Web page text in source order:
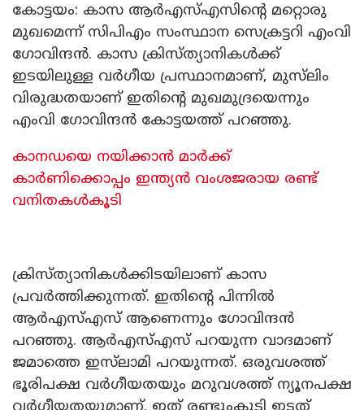
കോട്ടയം: കാസ ആർഎസ്എസിന്റെ മറ്റൊരു
മുഖമെന്ന് സിപിഎം സംസ്ഥാന സെക്രട്ടറി എംവി
ഗോവിന്ദൻ. കാസ ക്രിസ്ത്യാനികൾക്ക്
ഇടയിലുള്ള വർഗീയ പ്രസ്ഥാനമാണ്, മുസ്‌ലിം
വിരുദ്ധതയാണ് ഇതിന്റെ മുഖമുദ്രയെന്നും
എംവി ഗോവിന്ദൻ കോട്ടയത്ത് പറഞ്ഞു.
കാനഡയെ നയിക്കാൻ മാർക്ക്
കാർണിക്കൊപ്പം ഇന്ത്യൻ വംശജരായ രണ്ട്
വനിതകൾകൂടി
ക്രിസ്ത്യാനികൾക്കിടയിലാണ് കാസ
പ്രവർത്തിക്കുന്നത്. ഇതിന്റെ പിന്നിൽ
ആർഎസ്എസ് ആണെന്നും ഗോവിന്ദൻ
പറഞ്ഞു. ആർഎസ്എസ് പറയുന്ന വാദമാണ്
ജമാത്തെ ഇസ്‌ലാമി പറയുന്നത്. ഒരുവശത്ത്
ഭൂരിപക്ഷ വർഗീയതയും മറുവശത്ത് ന്യൂനപക്ഷ